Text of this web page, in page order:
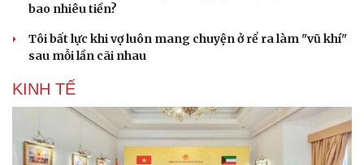
bao nhiêu tiền?
Tôi bất lực khi vợ luôn mang chuyện ở rể ra làm "vũ khí"
sau mỗi lần cãi nhau
KINH TẾ